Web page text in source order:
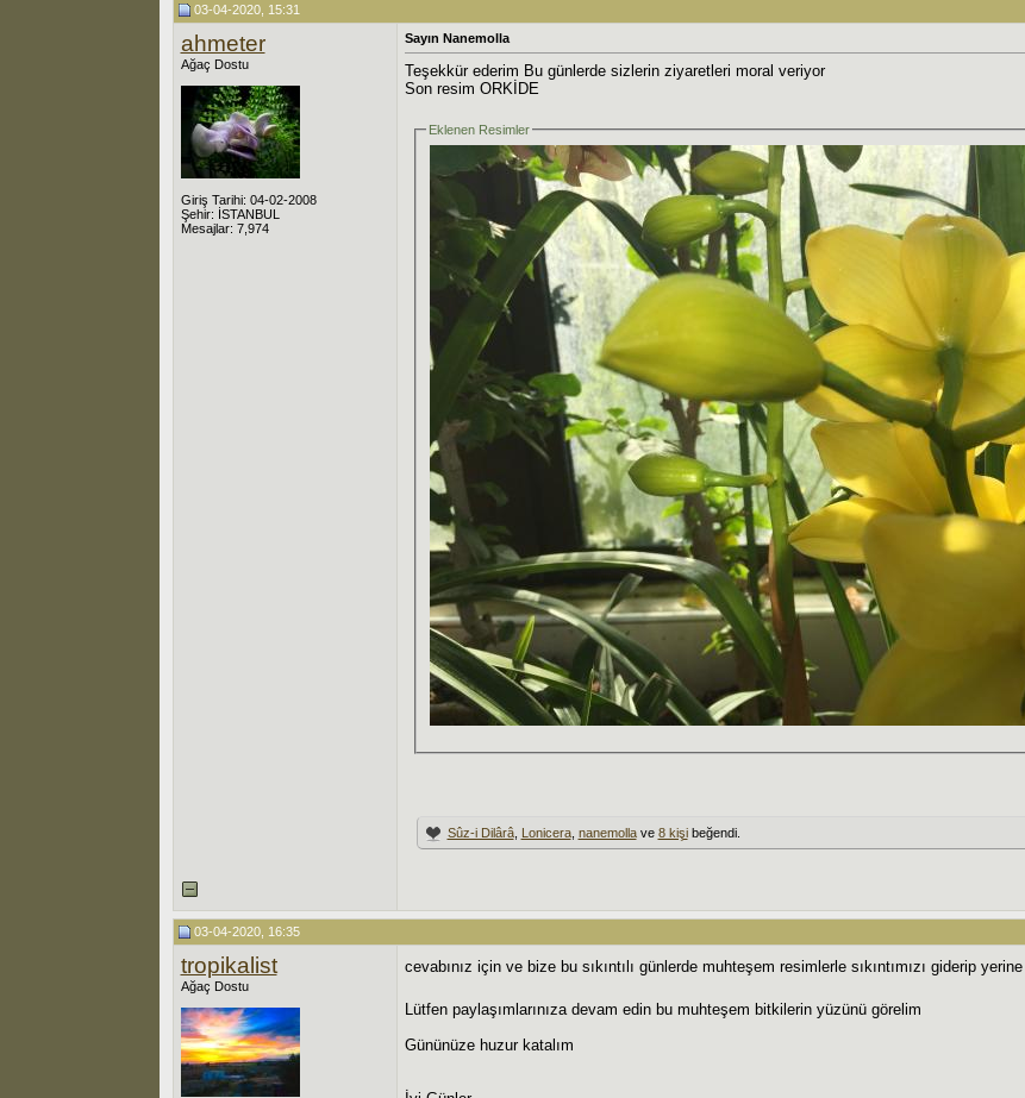
03-04-2020, 15:31
ahmeter
Ağaç Dostu
Giriş Tarihi: 04-02-2008
Şehir: İSTANBUL
Mesajlar: 7,974
Sayın Nanemolla
Teşekkür ederim Bu günlerde sizlerin ziyaretleri moral veriyor
Son resim ORKİDE
Eklenen Resimler
Sûz-i Dilârâ, Lonicera, nanemollave 8 kişibeğendi.
03-04-2020, 16:35
tropikalist
Ağaç Dostu
cevabınız için ve bize bu sıkıntılı günlerde muhteşem resimlerle sıkıntımızı giderip
Lütfen paylaşımlarınıza devam edin bu muhteşem bitkilerin yüzünü görelim
Gününüze huzur katalım